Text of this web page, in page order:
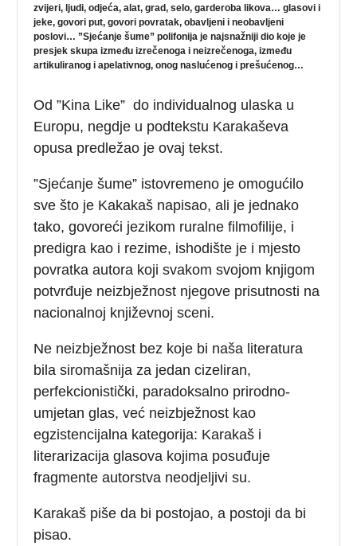
zvijeri, ljudi, odjeća, alat, grad, selo, garderoba likova… glasovi i
jeke, govori put, govori povratak, obavljeni i neobavljeni
poslovi… ”Sjećanje šume” polifonija je najsnažniji dio koje je
presjek skupa između izrečenoga i neizrečenoga, između
artikuliranog i apelativnog, onog naslućenog i prešućenog…
Od ”Kina Like” do individualnog ulaska u
Europu, negdje u podtekstu Karakaševa
opusa predležao je ovaj tekst.
”Sjećanje šume” istovremeno je omogućilo
sve što je Kakakaš napisao, ali je jednako
tako, govoreći jezikom ruralne filmofilije, i
predigra kao i rezime, ishodište je i mjesto
povratka autora koji svakom svojom knjigom
potvrđuje neizbježnost njegove prisutnosti na
nacionalnoj književnoj sceni.
Ne neizbježnost bez koje bi naša literatura
bila siromašnija za jedan cizeliran,
perfekcionistički, paradoksalno prirodno-
umjetan glas, već neizbježnost kao
egzistencijalna kategorija: Karakaš i
literarizacija glasova kojima posuđuje
fragmente autorstva neodjeljivi su.
Karakaš piše da bi postojao, a postoji da bi
pisao.